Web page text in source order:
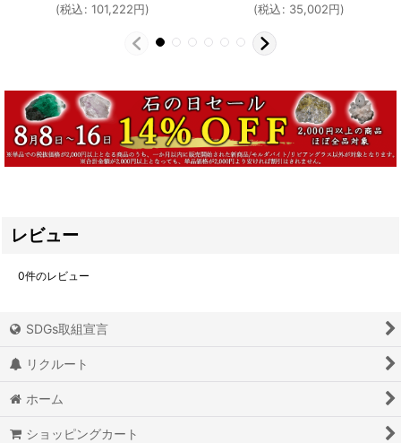
(税込: 101,222円)
(税込: 35,002円)
レビュー
0件のレビュー
SDGs取組宣言
リクルート
ホーム
ショッピングカート